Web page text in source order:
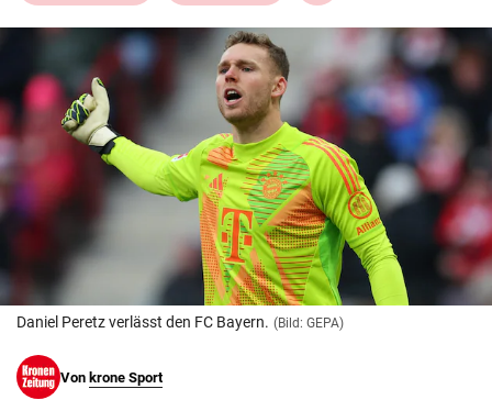
bookmark
search
Suchbegriff
eingeben
© Krone Multimedia GmbH & Co KG 2026
Muthgasse 2, 1190 Wien
Daniel Peretz verlässt den FC Bayern. (Bild: GEPA)
Von krone Sport